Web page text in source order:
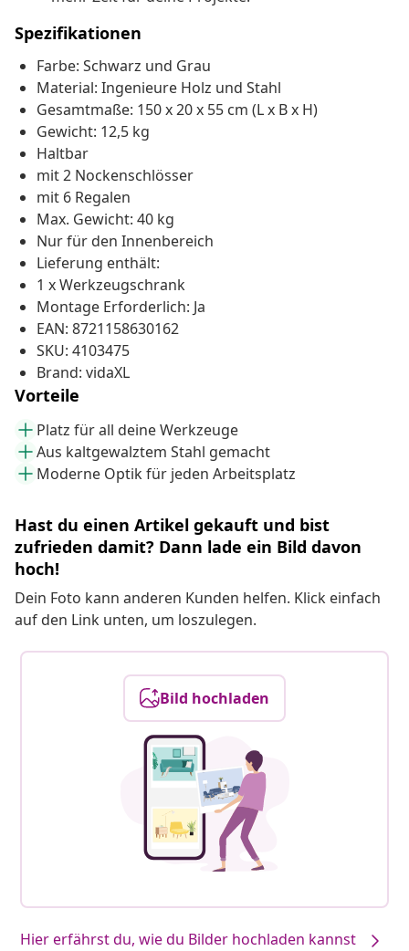
Spezifikationen
Farbe: Schwarz und Grau
Material: Ingenieure Holz und Stahl
Gesamtmaße: 150 x 20 x 55 cm (L x B x H)
Gewicht: 12,5 kg
Haltbar
mit 2 Nockenschlösser
mit 6 Regalen
Max. Gewicht: 40 kg
Nur für den Innenbereich
Lieferung enthält:
1 x Werkzeugschrank
Montage Erforderlich: Ja
EAN: 8721158630162
SKU: 4103475
Brand: vidaXL
Vorteile
Platz für all deine Werkzeuge
Aus kaltgewalztem Stahl gemacht
Moderne Optik für jeden Arbeitsplatz
Hast du einen Artikel gekauft und bist
zufrieden damit? Dann lade ein Bild davon
hoch!
Dein Foto kann anderen Kunden helfen. Klick einfach
auf den Link unten, um loszulegen.
Bild hochladen
Hier erfährst du, wie du Bilder hochladen kannst